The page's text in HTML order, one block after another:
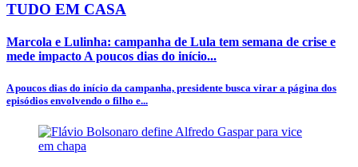
TUDO EM CASA
Marcola e Lulinha: campanha de Lula tem semana de crise e
mede impacto A poucos dias do início...
A poucos dias do início da campanha, presidente busca virar a página dos
episódios envolvendo o filho e...